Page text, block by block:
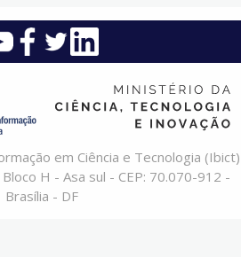
em Ciência e Tecnologia (Ibict)
H - Asa sul - CEP: 70.070-912 -
Brasília - DF